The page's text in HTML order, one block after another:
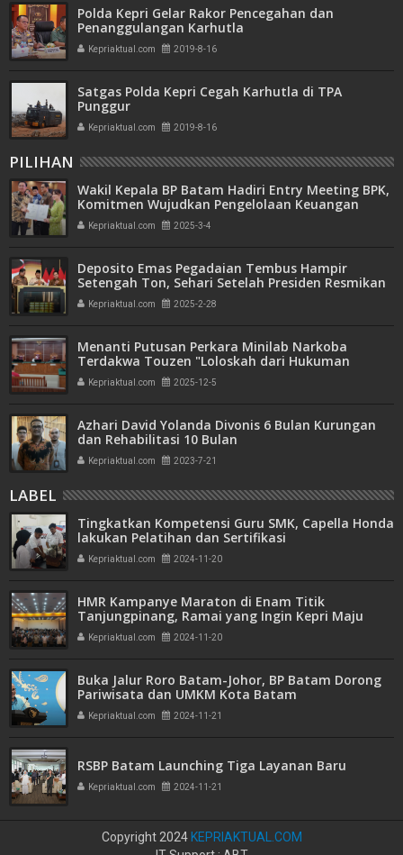
Polda Kepri Gelar Rakor Pencegahan dan
Penanggulangan Karhutla
Kepriaktual.com 2019-8-16
Satgas Polda Kepri Cegah Karhutla di TPA
Punggur
Kepriaktual.com 2019-8-16
PILIHAN
Wakil Kepala BP Batam Hadiri Entry Meeting BPK,
Komitmen Wujudkan Pengelolaan Keuangan
Transparan dan Akuntabel
Kepriaktual.com 2025-3-4
Deposito Emas Pegadaian Tembus Hampir
Setengah Ton, Sehari Setelah Presiden Resmikan
Bank Emas
Kepriaktual.com 2025-2-28
Menanti Putusan Perkara Minilab Narkoba
Terdakwa Touzen "Loloskah dari Hukuman
Seumur Hidup atau Mati"
Kepriaktual.com 2025-12-5
Azhari David Yolanda Divonis 6 Bulan Kurungan
dan Rehabilitasi 10 Bulan
Kepriaktual.com 2023-7-21
LABEL
Tingkatkan Kompetensi Guru SMK, Capella Honda
lakukan Pelatihan dan Sertifikasi
Kepriaktual.com 2024-11-20
HMR Kampanye Maraton di Enam Titik
Tanjungpinang, Ramai yang Ingin Kepri Maju
Kepriaktual.com 2024-11-20
Buka Jalur Roro Batam-Johor, BP Batam Dorong
Pariwisata dan UMKM Kota Batam
Kepriaktual.com 2024-11-21
RSBP Batam Launching Tiga Layanan Baru
Kepriaktual.com 2024-11-21
Copyright 2024 KEPRIAKTUAL.COM